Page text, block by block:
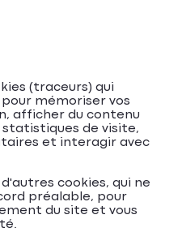
(traceurs) qui
mémoriser vos
afficher du contenu
de visite,
et interagir avec
cookies, qui ne
préalable, pour
du site et vous